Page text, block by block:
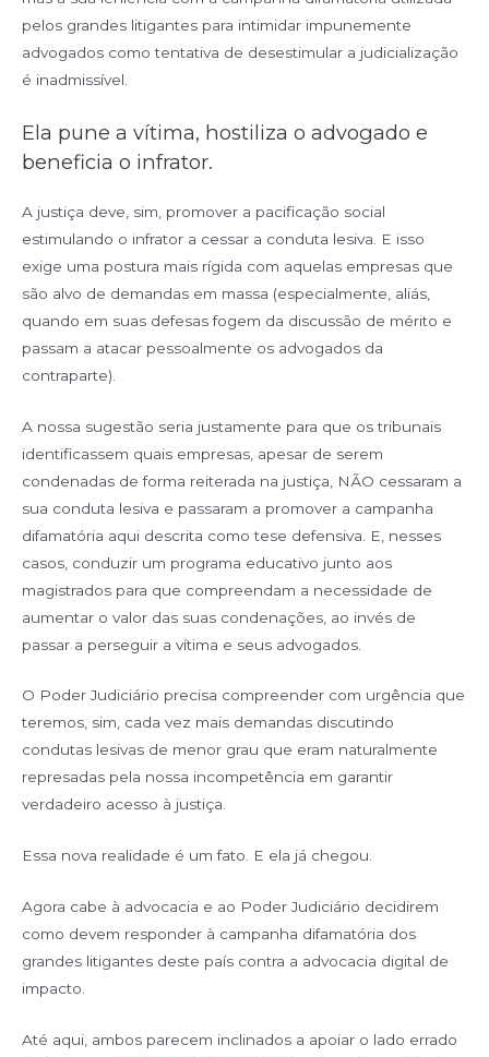
pelos grandes litigantes para intimidar impunemente
advogados como tentativa de desestimular a judicialização
é inadmissível.
Ela pune a vítima, hostiliza o advogado e
beneficia o infrator.
A justiça deve, sim, promover a pacificação social
estimulando o infrator a cessar a conduta lesiva. E isso
exige uma postura mais rígida com aquelas empresas que
são alvo de demandas em massa (especialmente, aliás,
quando em suas defesas fogem da discussão de mérito e
passam a atacar pessoalmente os advogados da
contraparte).
A nossa sugestão seria justamente para que os tribunais
identificassem quais empresas, apesar de serem
condenadas de forma reiterada na justiça, NÃO cessaram a
sua conduta lesiva e passaram a promover a campanha
difamatória aqui descrita como tese defensiva. E, nesses
casos, conduzir um programa educativo junto aos
magistrados para que compreendam a necessidade de
aumentar o valor das suas condenações, ao invés de
passar a perseguir a vítima e seus advogados.
O Poder Judiciário precisa compreender com urgência que
teremos, sim, cada vez mais demandas discutindo
condutas lesivas de menor grau que eram naturalmente
represadas pela nossa incompetência em garantir
verdadeiro acesso à justiça.
Essa nova realidade é um fato. E ela já chegou.
Agora cabe à advocacia e ao Poder Judiciário decidirem
como devem responder à campanha difamatória dos
grandes litigantes deste país contra a advocacia digital de
impacto.
Até aqui, ambos parecem inclinados a apoiar o lado errado